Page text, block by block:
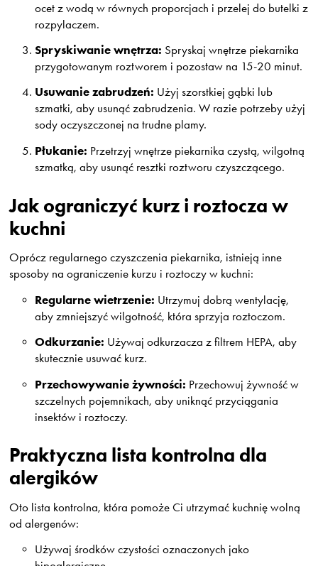
ocet z wodą w równych proporcjach i przelej do butelki z
rozpylaczem.
Spryskiwanie wnętrza: Spryskaj wnętrze piekarnika
przygotowanym roztworem i pozostaw na 15-20 minut.
Usuwanie zabrudzeń: Użyj szorstkiej gąbki lub
szmatki, aby usunąć zabrudzenia. W razie potrzeby użyj
sody oczyszczonej na trudne plamy.
Płukanie: Przetrzyj wnętrze piekarnika czystą, wilgotną
szmatką, aby usunąć resztki roztworu czyszczącego.
Jak ograniczyć kurz i roztocza w
kuchni
Oprócz regularnego czyszczenia piekarnika, istnieją inne
sposoby na ograniczenie kurzu i roztoczy w kuchni:
Regularne wietrzenie: Utrzymuj dobrą wentylację,
aby zmniejszyć wilgotność, która sprzyja roztoczom.
Odkurzanie: Używaj odkurzacza z filtrem HEPA, aby
skutecznie usuwać kurz.
Przechowywanie żywności: Przechowuj żywność w
szczelnych pojemnikach, aby uniknąć przyciągania
insektów i roztoczy.
Praktyczna lista kontrolna dla
alergików
Oto lista kontrolna, która pomoże Ci utrzymać kuchnię wolną
od alergenów:
Używaj środków czystości oznaczonych jako